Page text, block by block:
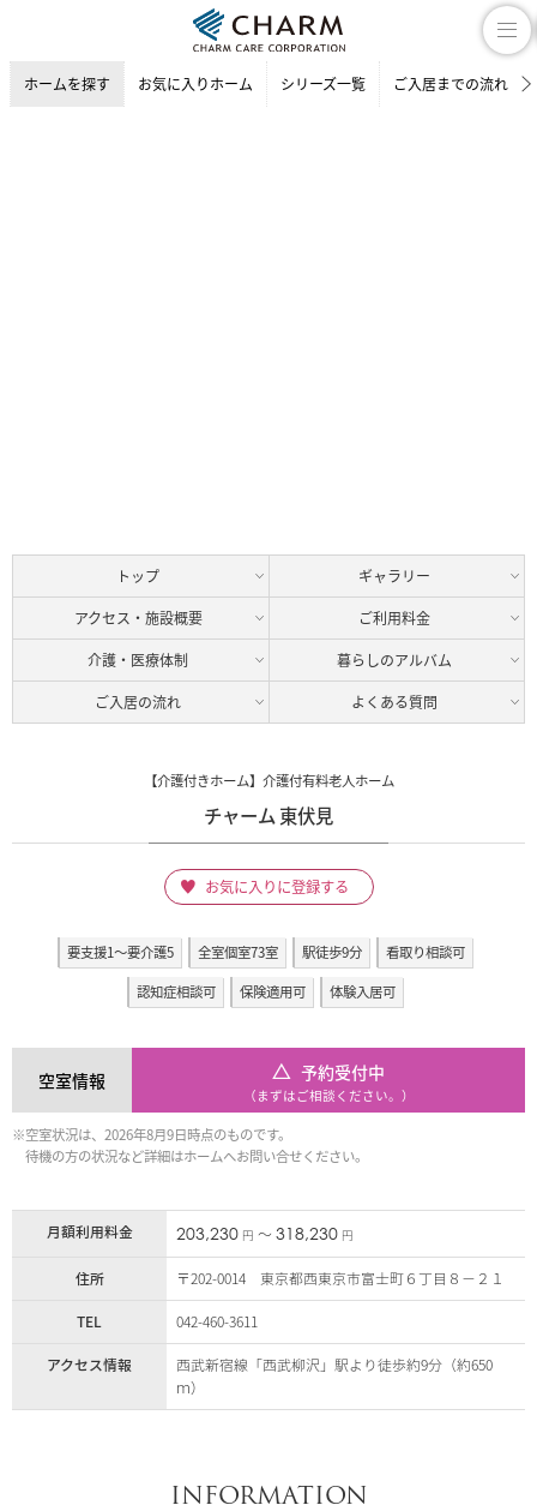
ホームを探す お気に入りホーム シリーズ一覧 ご入居までの流れ
トップ
ギャラリー
アクセス・施設概要
ご利用料金
介護・医療体制
暮らしのアルバム
ご入居の流れ
よくある質問
【介護付きホーム】介護付有料老人ホーム
チャーム 東伏見
お気に入りに登録する
要支援1～要介護5 全室個室73室 駅徒歩9分
看取り相談可
認知症相談可
保険適用可 体験入居可
空室情報 予約受付中
（まずはご相談ください。）
※空室状況は、2026年8月9日時点のものです。
待機の方の状況など詳細はホームへお問い合せください。
月額利用料金 203,230 円 〜 318,230 円
住所
〒202-0014 東京都西東京市富士町６丁目８－２１
TEL
042-460-3611
アクセス情報
西武新宿線「西武柳沢」駅より徒歩約9分（約650
ｍ）
INFORMATION